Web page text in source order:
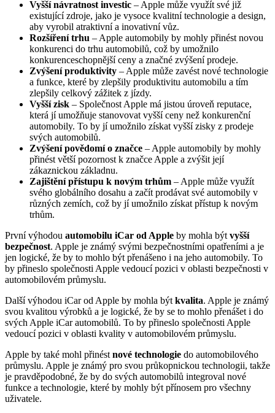
Vyšší návratnost investic – Apple může využít své již
existující zdroje, jako je vysoce kvalitní technologie a design,
aby vyrobil atraktivní a inovativní vůz.
Rozšíření trhu – Apple automobily by mohly přinést novou
konkurenci do trhu automobilů, což by umožnilo
konkurenceschopnější ceny a značné zvýšení prodeje.
Zvýšení produktivity – Apple může zavést nové technologie
a funkce, které by zlepšily produktivitu automobilu a tím
zlepšily celkový zážitek z jízdy.
Vyšší zisk – Společnost Apple má jistou úroveň reputace,
která jí umožňuje stanovovat vyšší ceny než konkurenční
automobily. To by jí umožnilo získat vyšší zisky z prodeje
svých automobilů.
Zvýšení povědomí o značce – Apple automobily by mohly
přinést větší pozornost k značce Apple a zvýšit její
zákaznickou základnu.
Zajištění přístupu k novým trhům – Apple může využít
svého globálního dosahu a začít prodávat své automobily v
různých zemích, což by jí umožnilo získat přístup k novým
trhům.
První výhodou automobilu iCar od Apple by mohla být vyšší
bezpečnost. Apple je známý svými bezpečnostními opatřeními a je
jen logické, že by to mohlo být přenášeno i na jeho automobily. To
by přineslo společnosti Apple vedoucí pozici v oblasti bezpečnosti v
automobilovém průmyslu.
Další výhodou iCar od Apple by mohla být kvalita. Apple je známý
svou kvalitou výrobků a je logické, že by se to mohlo přenášet i do
svých Apple iCar automobilů. To by přineslo společnosti Apple
vedoucí pozici v oblasti kvality v automobilovém průmyslu.
Apple by také mohl přinést nové technologie do automobilového
průmyslu. Apple je známý pro svou průkopnickou technologii, takže
je pravděpodobné, že by do svých automobilů integroval nové
funkce a technologie, které by mohly být přínosem pro všechny
uživatele.